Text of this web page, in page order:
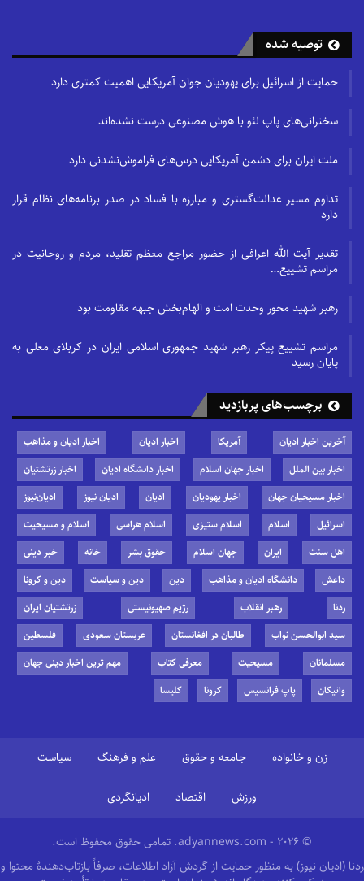
توصیه شده
حمایت از اسرائیل برای یهودیان جوان آمریکایی اهمیت کمتری دارد
سخنرانی‌های پاپ لئو با هوش مصنوعی درست نشده‌اند
ملت ایران برای دشمن آمریکایی درس‌های فراموش‌نشدنی دارد
تداوم مسیر عدالت‌گستری و مبارزه با فساد در صدر برنامه‌های نظام قرار
دارد
تقدیر آیت الله اعرافی از حضور مراجع معظم تقلید، مردم و روحانیت در
مراسم تشییع…
رهبر شهید محور وحدت امت و الهام‌بخش جبهه مقاومت بود
مراسم تشییع پیکر رهبر شهید جمهوری اسلامی ایران در کربلای معلی به
پایان رسید
برچسب‌های پربازدید
آخرین اخبار ادیان آمریکا اخبار ادیان
اخبار ادیان و مذاهب
اخبار بین الملل
اخبار جهان اسلام اخبار دانشگاه ادیان
اخبار زرتشتیان
اخبار مسیحیان جهان
اخبار یهودیان ادیان ادیان نیوز
ادیان‌نیوز
اسرائیل
اسلام اسلام ستیزی اسلام هراسی
اسلام و مسیحیت
اهل سنت
ایران جهان اسلام حقوق بشر خانه
خبر دینی
داعش
دانشگاه ادیان و مذاهب دین دین و سیاست
دین و کرونا
ردنا
رهبر انقلاب رژیم صهیونیستی
زرتشتیان ایران
سید ابوالحسن نواب
طالبان در افغانستان عربستان سعودی
فلسطین
مسلمانان
مسیحیت معرفی کتاب
مهم ترین اخبار دینی جهان
واتیکان
پاپ فرانسیس کرونا کلیسا
زن و خانواده جامعه و حقوق علم و فرهنگ سیاست
ورزش اقتصاد ادیانگردی
© 2026 - adyannews.com. تمامی حقوق محفوظ است.
ردنا (ادیان نیوز) به منظور حمایت از گردش آزاد اطلاعات، صرفاً بازتاب‌دهندهٔ محتوا و